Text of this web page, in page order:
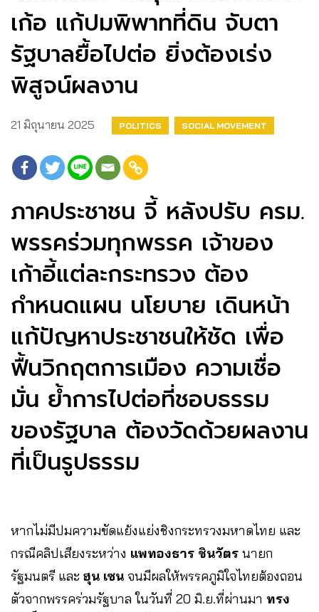
เก้อ แก้ปมพิพาทที่ดิน จับตา
รัฐบาลยื้อไปต่อ ยิ่งต้องเร่ง
พิสูจน์ผลงาน
21 มิถุนายน 2025 POLITICS SOCIAL MOVEMENT
ภาคประชาชน จี้ หลังปรับ ครม.
พรรคร่วมทุกพรรค เจ้าของ
เก้าอี้แต่ละกระทรวง ต้อง
กำหนดแผน นโยบาย เดินหน้า
แก้ปัญหาประชาชนให้ชัด เพื่อ
ฟื้นวิกฤตการเมือง ความเชื่อ
มั่น ย้ำการไปต่อที่ชอบธรรม
ของรัฐบาล ต้องวัดด้วยผลงาน
ที่เป็นรูปธรรม
หากไม่มีปมความขัดแย้งแย่งชิงกระทรวงมหาดไทย และ
กรณีคลิปเสียงระหว่าง แพทองธาร ชินวัตร นายก
รัฐมนตรี และ ฮุน เซน จนมีผลให้พรรคภูมิใจไทยต้องถอน
ตัวจากพรรคร่วมรัฐบาล ในวันที่ 20 มิ.ย.ที่ผ่านมา ทรง